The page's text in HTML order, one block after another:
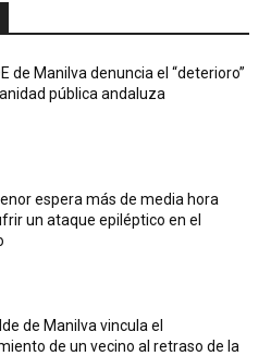
de Manilva denuncia el “deterioro”
pública andaluza
espera más de media hora
un ataque epiléptico en el
de Manilva vincula el
de un vecino al retraso de la